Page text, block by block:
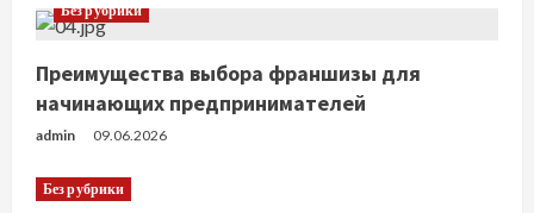
т
е
н
и
Без рубрики
Преимущества выбора франшизы для
начинающих предпринимателей
admin 09.06.2026
Без рубрики